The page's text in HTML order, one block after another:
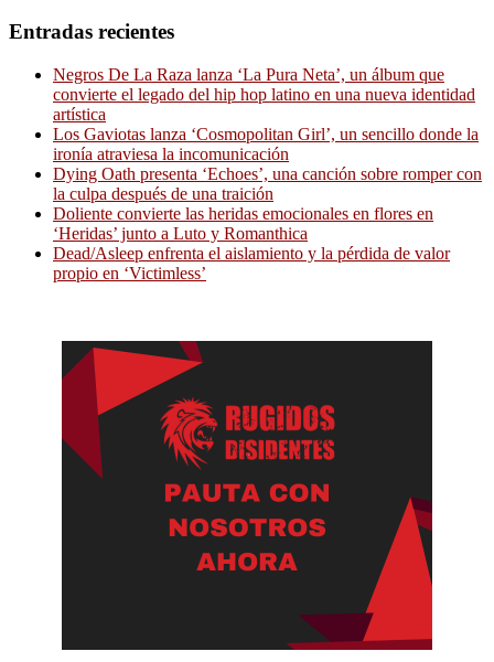
Entradas recientes
Negros De La Raza lanza ‘La Pura Neta’, un álbum que
convierte el legado del hip hop latino en una nueva identidad
artística
Los Gaviotas lanza ‘Cosmopolitan Girl’, un sencillo donde la
ironía atraviesa la incomunicación
Dying Oath presenta ‘Echoes’, una canción sobre romper con
la culpa después de una traición
Doliente convierte las heridas emocionales en flores en
‘Heridas’ junto a Luto y Romanthica
Dead/Asleep enfrenta el aislamiento y la pérdida de valor
propio en ‘Victimless’